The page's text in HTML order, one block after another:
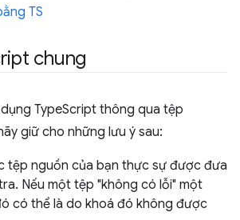
TS
chung
TypeScript thông qua tệp
giữ cho những lưu ý sau:
tệp nguồn của bạn thực sự được đưa
Nếu một tệp "không có lỗi" một
có thể là do khoá đó không được